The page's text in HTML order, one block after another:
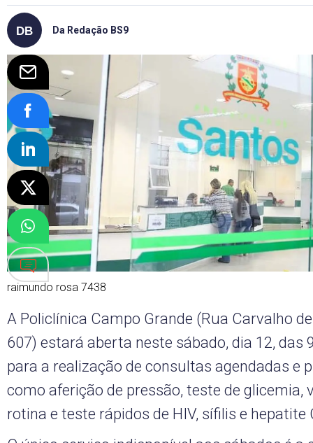
Da Redação BS9
raimundo rosa 7438
A Policlínica Campo Grande (Rua Carvalho
607) estará aberta neste sábado, dia 12, das
para a realização de consultas agendadas e
como aferição de pressão, teste de glicemia,
rotina e teste rápidos de HIV, sífilis e hepatite